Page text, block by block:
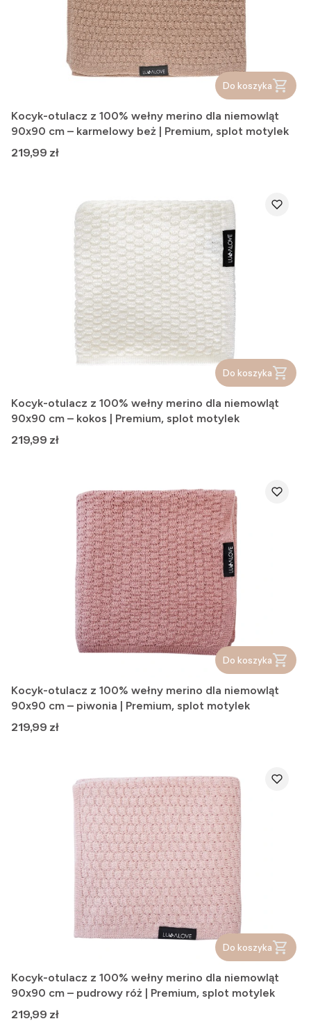
Do koszyka
Kocyk-otulacz z 100% wełny merino dla niemowląt
90x90 cm – karmelowy beż | Premium, splot motylek
Cena
219,99 zł
Do koszyka
Kocyk-otulacz z 100% wełny merino dla niemowląt
90x90 cm – kokos | Premium, splot motylek
Cena
219,99 zł
Do koszyka
Kocyk-otulacz z 100% wełny merino dla niemowląt
90x90 cm – piwonia | Premium, splot motylek
Cena
219,99 zł
Do koszyka
Kocyk-otulacz z 100% wełny merino dla niemowląt
90x90 cm – pudrowy róż | Premium, splot motylek
Cena
219,99 zł